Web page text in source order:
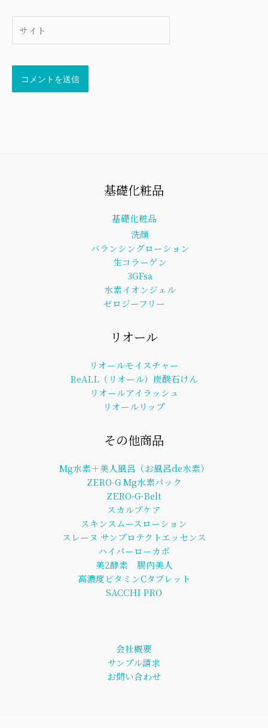
*
基礎化粧品
基礎化粧品
洗顔
バランシングローション
生コラーゲン
3GFsa
水素イオンジェル
ゼロジーフリー
リオール
リオールモイスチャー
ReALL（リオール）炭酸石けん
リオールアイラッシュ
リオールリップ
その他商品
Mg水素＋美人風呂（お風呂de水素）
ZERO-G Mg水素パック
ZERO-G-Belt
スカルプケア
スキンスムースローション
スレーヌ サンプロテクトエッセンス
ハイパーローカボ
美2酵素 腸内美人
高濃度ビタミンCタブレット
SACCHI PRO
会社概要
サンプル請求
お問い合わせ